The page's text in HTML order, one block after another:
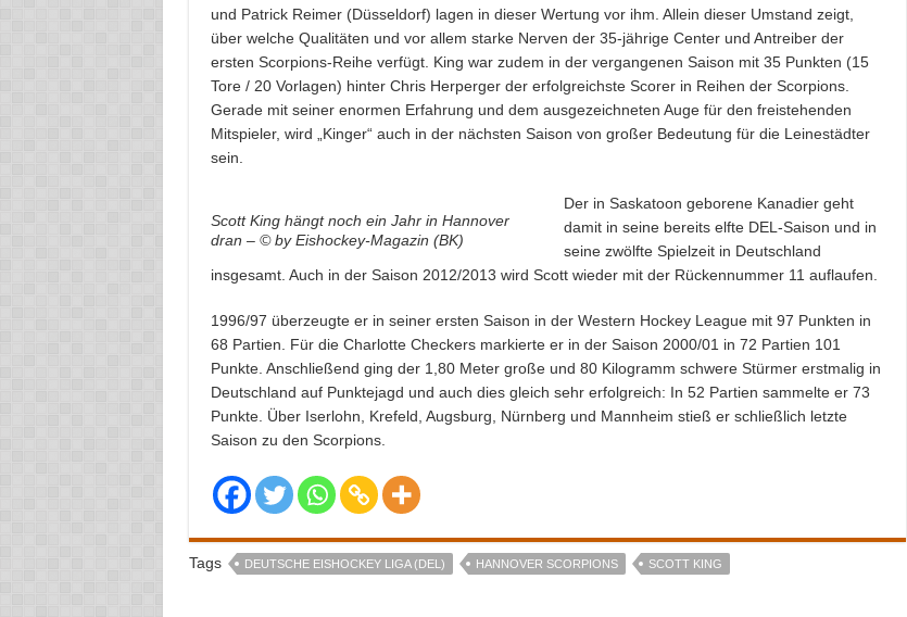
und Patrick Reimer (Düsseldorf) lagen in dieser Wertung vor ihm. Allein dieser Umstand zeigt,
über welche Qualitäten und vor allem starke Nerven der 35-jährige Center und Antreiber der
ersten Scorpions-Reihe verfügt. King war zudem in der vergangenen Saison mit 35 Punkten (15
Tore / 20 Vorlagen) hinter Chris Herperger der erfolgreichste Scorer in Reihen der Scorpions.
Gerade mit seiner enormen Erfahrung und dem ausgezeichneten Auge für den freistehenden
Mitspieler, wird „Kinger“ auch in der nächsten Saison von großer Bedeutung für die Leinestädter
sein.
Scott King hängt noch ein Jahr in Hannover
dran – © by Eishockey-Magazin (BK)
Der in Saskatoon geborene Kanadier geht
damit in seine bereits elfte DEL-Saison und in
seine zwölfte Spielzeit in Deutschland
insgesamt. Auch in der Saison 2012/2013 wird Scott wieder mit der Rückennummer 11 auflaufen.
1996/97 überzeugte er in seiner ersten Saison in der Western Hockey League mit 97 Punkten in
68 Partien. Für die Charlotte Checkers markierte er in der Saison 2000/01 in 72 Partien 101
Punkte. Anschließend ging der 1,80 Meter große und 80 Kilogramm schwere Stürmer erstmalig in
Deutschland auf Punktejagd und auch dies gleich sehr erfolgreich: In 52 Partien sammelte er 73
Punkte. Über Iserlohn, Krefeld, Augsburg, Nürnberg und Mannheim stieß er schließlich letzte
Saison zu den Scorpions.
Tags DEUTSCHE EISHOCKEY LIGA (DEL) HANNOVER SCORPIONS SCOTT KING